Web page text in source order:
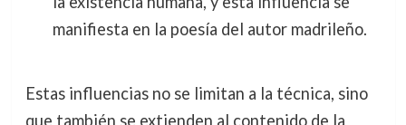
manifiesta en la poesía del autor madrileño.
Estas influencias no se limitan a la técnica, sino
que también se extienden al contenido de la